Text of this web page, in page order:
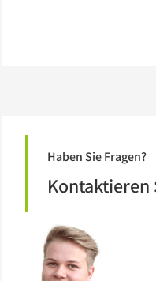
Haben Sie Fragen?
Kontaktieren